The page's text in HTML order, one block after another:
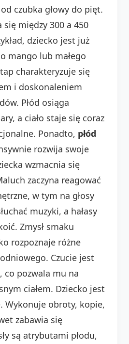
czubka głowy do pięt.
się między 300 a 450
dziecko jest już
mango lub małego
charakteryzuje się
i doskonaleniem
Płód osiąga
a ciało staje się coraz
Ponadto, płód
rozwija swoje
wzmacnia się
zaczyna reagować
w tym na głosy
muzyki, a hałasy
Zmysł smaku
rozpoznaje różne
Czucie jest
co pozwala mu na
ciałem. Dziecko jest
Wykonuje obroty, kopie,
zabawia się
są atrybutami płodu,